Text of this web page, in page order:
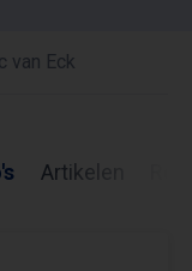
van Eck
Artikelen